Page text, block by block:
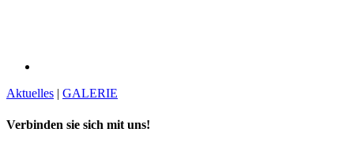
Aktuelles | GALERIE
Verbinden sie sich mit uns!